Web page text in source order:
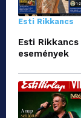
Esti Rikkancs
Esti
események